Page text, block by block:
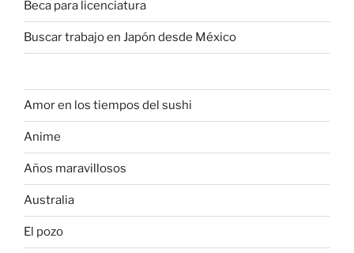
Beca para licenciatura
Buscar trabajo en Japón desde México
Amor en los tiempos del sushi
Anime
Años maravillosos
Australia
El pozo